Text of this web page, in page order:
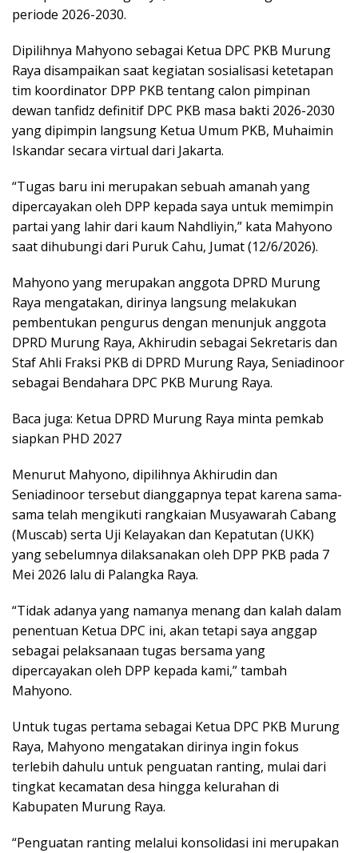
periode 2026-2030.
Dipilihnya Mahyono sebagai Ketua DPC PKB Murung
Raya disampaikan saat kegiatan sosialisasi ketetapan
tim koordinator DPP PKB tentang calon pimpinan
dewan tanfidz definitif DPC PKB masa bakti 2026-2030
yang dipimpin langsung Ketua Umum PKB, Muhaimin
Iskandar secara virtual dari Jakarta.
“Tugas baru ini merupakan sebuah amanah yang
dipercayakan oleh DPP kepada saya untuk memimpin
partai yang lahir dari kaum Nahdliyin,” kata Mahyono
saat dihubungi dari Puruk Cahu, Jumat (12/6/2026).
Mahyono yang merupakan anggota DPRD Murung
Raya mengatakan, dirinya langsung melakukan
pembentukan pengurus dengan menunjuk anggota
DPRD Murung Raya, Akhirudin sebagai Sekretaris dan
Staf Ahli Fraksi PKB di DPRD Murung Raya, Seniadinoor
sebagai Bendahara DPC PKB Murung Raya.
Baca juga: Ketua DPRD Murung Raya minta pemkab
siapkan PHD 2027
Menurut Mahyono, dipilihnya Akhirudin dan
Seniadinoor tersebut dianggapnya tepat karena sama-
sama telah mengikuti rangkaian Musyawarah Cabang
(Muscab) serta Uji Kelayakan dan Kepatutan (UKK)
yang sebelumnya dilaksanakan oleh DPP PKB pada 7
Mei 2026 lalu di Palangka Raya.
“Tidak adanya yang namanya menang dan kalah dalam
penentuan Ketua DPC ini, akan tetapi saya anggap
sebagai pelaksanaan tugas bersama yang
dipercayakan oleh DPP kepada kami,” tambah
Mahyono.
Untuk tugas pertama sebagai Ketua DPC PKB Murung
Raya, Mahyono mengatakan dirinya ingin fokus
terlebih dahulu untuk penguatan ranting, mulai dari
tingkat kecamatan desa hingga kelurahan di
Kabupaten Murung Raya.
“Penguatan ranting melalui konsolidasi ini merupakan